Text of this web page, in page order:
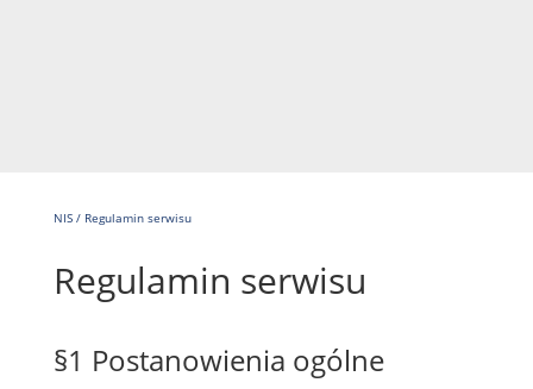
NIS / Regulamin serwisu
Regulamin serwisu
§1 Postanowienia ogólne